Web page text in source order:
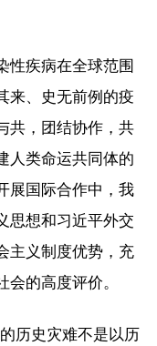
性疾病在全球范围
来、史无前例的疫
共，团结协作，共
人类命运共同体的
展国际合作中，我
思想和习近平外交
主义制度优势，充
的高度评价。
历史灾难不是以历